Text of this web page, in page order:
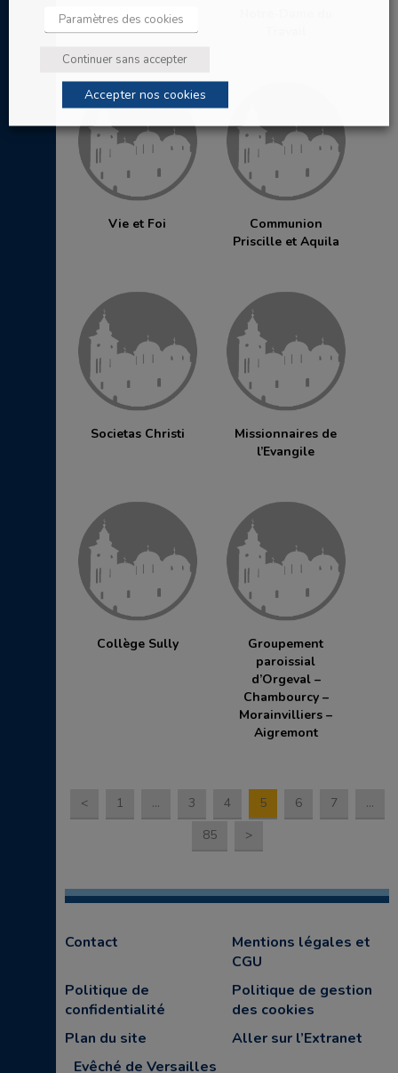
Eccleria
Vie et Foi
Communion
Priscille et Aquila
Societas Christi
Missionnaires de
l’Evangile
Collège Sully
Groupement
paroissial
d’Orgeval –
Chambourcy –
Morainvilliers –
Aigremont
< 1 … 3 4 5 6 7
…
85
>
Contact
Mentions légales et
CGU
Politique de
confidentialité
Politique de gestion
des cookies
Plan du site
Aller sur l’Extranet
Evêché de Versailles
Paramètres des cookies
Continuer sans accepter
Accepter nos cookies